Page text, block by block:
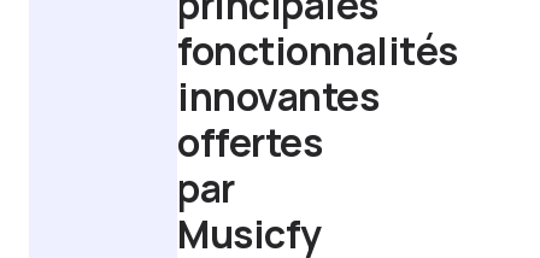
fonctionnalités
innovantes
offertes
par
Musicfy